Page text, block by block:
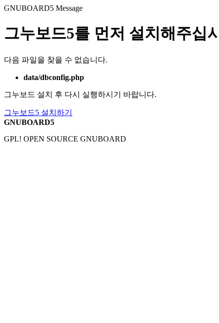
GNUBOARD5 Message
그누보드5를 먼저 설치해주십
다음 파일을 찾을 수 없습니다.
data/dbconfig.php
그누보드 설치 후 다시 실행하시기 바랍니다.
그누보드5 설치하기
GNUBOARD5
GPL! OPEN SOURCE GNUBOARD